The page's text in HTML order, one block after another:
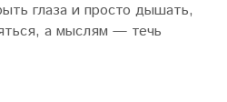
глаза и просто дышать,
а мыслям — течь